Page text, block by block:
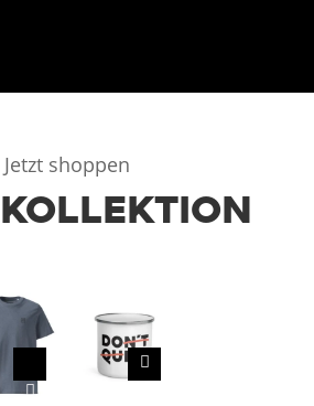
Jetzt shoppen